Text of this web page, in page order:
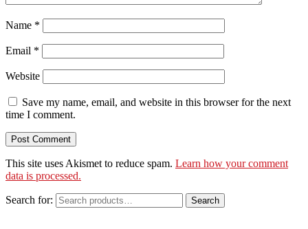
Name *
Email *
Website
Save my name, email, and website in this browser for the next
time I comment.
This site uses Akismet to reduce spam. Learn how your comment
data is processed.
Search for: Search